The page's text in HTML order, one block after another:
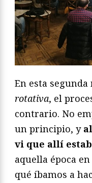
En esta segunda
rotativa, el
contrario. No
un principio, y
vi que allí
aquella época
qué íbamos a